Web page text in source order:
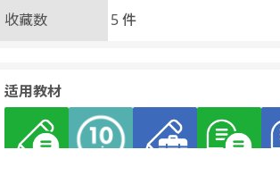
收藏数 5 件
适用教材